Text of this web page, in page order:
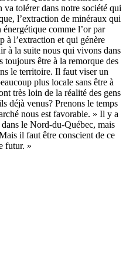
tolérer dans notre société qui
l’extraction de minéraux qui
comme l’or par
à l’extraction et qui génère
à la suite nous qui vivons dans
toujours être à la remorque des
le territoire. Il faut viser un
plus locale sans être à
très loin de la réalité des gens
déjà venus? Prenons le temps
nous est favorable. » Il y a
le Nord-du-Québec, mais
il faut être conscient de ce
futur. »